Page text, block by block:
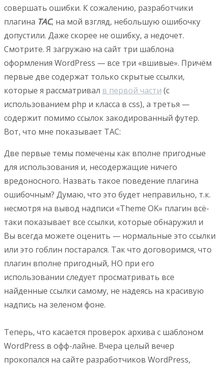
совершать ошибки. К сожалению, разработчики
плагина TAC, на мой взгляд, небольшую ошибочку
допустили. Даже скорее не ошибку, а недочет.
Смотрите. Я загружаю на сайт три шаблона
оформления WordPress — все три «вшивые». Причём
первые две содержат только скрытые ссылки,
которые я рассматривал в первой части (с
использованием php и класса в css), а третья —
содержит помимо ссылок закодированный футер.
Вот, что мне показывает TAC:
Две первые темы помечены как вполне пригодные
для использования и, несодержащие ничего
вредоносного. Назвать такое поведение плагина
ошибочным? Думаю, что это будет неправильно, т.к.
несмотря на вывод надписи «Theme OK» плагин всё-
таки показывает все ссылки, которые обнаружил и
Вы всегда можете оценить — нормальные это ссылки
или это гоблин постарался. Так что договоримся, что
плагин вполне пригодный, НО при его
использовании следует просматривать все
найденные ссылки самому, не надеясь на красивую
надпись на зеленом фоне.
Теперь, что касается проверок архива с шаблоном
WordPress в офф-лайне. Вчера целый вечер
прокопался на сайте разработчиков WordPress,